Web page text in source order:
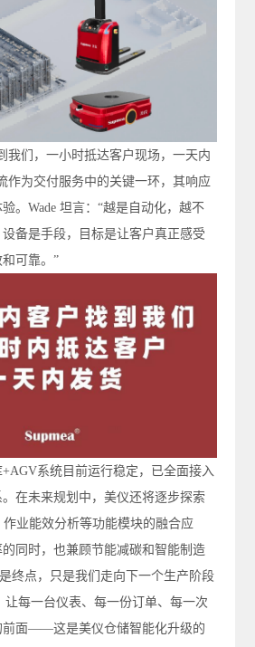
我们，一小时抵达客户现场，一天内
作为交付服务中的关键一环，其响应
。Wade 坦言：“越是自动化，越不
备是手段，目标是让客户真正感受
可靠。”
系统目前运行稳定，已全面接入
在未来规划中，美仪还将逐步探索
业能效分析等功能模块的融合应
同时，也兼顾节能减碳和智能制造
终点，只是我们走向下一个生产阶段
让每一台仪表、每一份订单、每一次
前面——这是美仪仓储智能化升级的